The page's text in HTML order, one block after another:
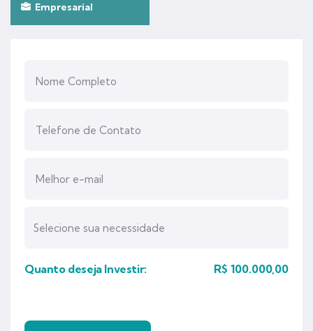
Empresarial
Quanto deseja Investir: R$ 100.000,00